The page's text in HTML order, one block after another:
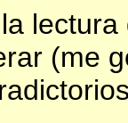
(me